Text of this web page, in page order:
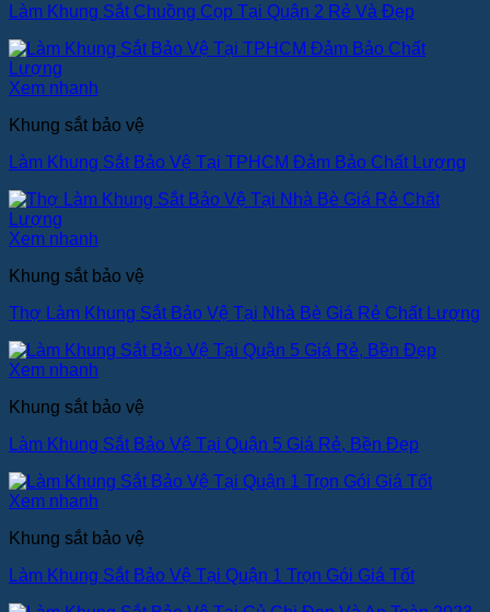
Làm Khung Sắt Chuồng Cọp Tại Quận 2 Rẻ Và Đẹp
Xem nhanh
Khung sắt bảo vệ
Làm Khung Sắt Bảo Vệ Tại TPHCM Đảm Bảo Chất Lượng
Xem nhanh
Khung sắt bảo vệ
Thợ Làm Khung Sắt Bảo Vệ Tại Nhà Bè Giá Rẻ Chất Lượng
Xem nhanh
Khung sắt bảo vệ
Làm Khung Sắt Bảo Vệ Tại Quận 5 Giá Rẻ, Bền Đẹp
Xem nhanh
Khung sắt bảo vệ
Làm Khung Sắt Bảo Vệ Tại Quận 1 Trọn Gói Giá Tốt